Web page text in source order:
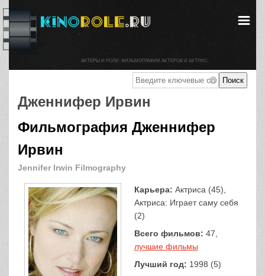
Дженнифер Ирвин
Фильмография Дженнифер
Ирвин
Jennifer Irwin Filmography
Карьера: Актриса (45),
Актриса: Играет саму себя
(2)
Всего фильмов: 47,
лучшие фильмы
Лучший год: 1998 (5)
АКТЕРЫ И РОЛИ. ФИЛЬМОГРАФИИ АКТЕРОВ И АКТРИС.